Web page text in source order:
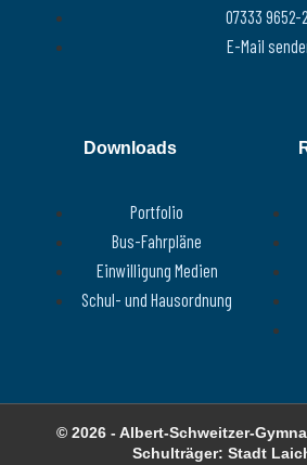
07333 9652-
E-Mail
Downloads
Portfolio
Bus-Fahrpläne
Einwilligung Medien
Schul- und Hausordnung
© 2026 - Albert-Schweitzer-
Schulträger: Stadt